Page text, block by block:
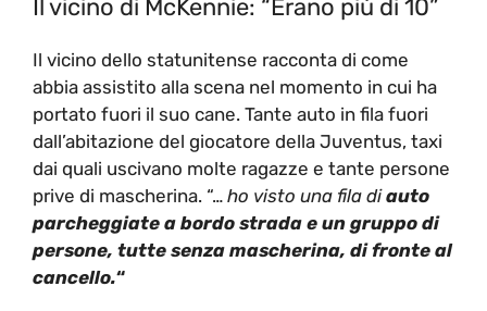
Il vicino di McKennie: “Erano più di 10”
Il vicino dello statunitense racconta di come
abbia assistito alla scena nel momento in cui ha
portato fuori il suo cane. Tante auto in fila fuori
dall’abitazione del giocatore della Juventus, taxi
dai quali uscivano molte ragazze e tante persone
prive di mascherina. “… ho visto una fila diauto
parcheggiate a bordo strada e un gruppo di
persone, tutte senza mascherina, di fronte al
cancello.“